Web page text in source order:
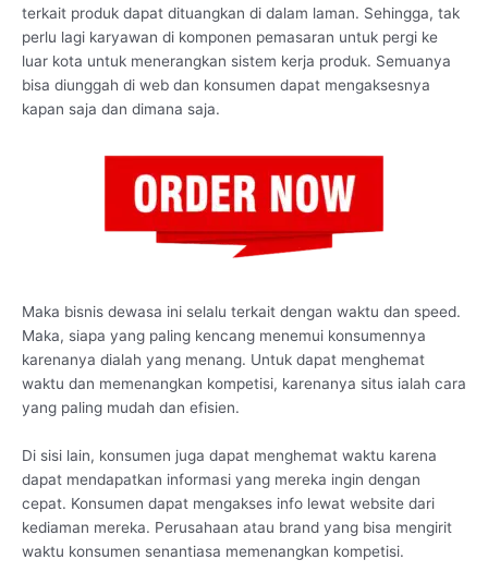
terkait produk dapat dituangkan di dalam laman. Sehingga, tak
perlu lagi karyawan di komponen pemasaran untuk pergi ke
luar kota untuk menerangkan sistem kerja produk. Semuanya
bisa diunggah di web dan konsumen dapat mengaksesnya
kapan saja dan dimana saja.
Maka bisnis dewasa ini selalu terkait dengan waktu dan speed.
Maka, siapa yang paling kencang menemui konsumennya
karenanya dialah yang menang. Untuk dapat menghemat
waktu dan memenangkan kompetisi, karenanya situs ialah cara
yang paling mudah dan efisien.
Di sisi lain, konsumen juga dapat menghemat waktu karena
dapat mendapatkan informasi yang mereka ingin dengan
cepat. Konsumen dapat mengakses info lewat website dari
kediaman mereka. Perusahaan atau brand yang bisa mengirit
waktu konsumen senantiasa memenangkan kompetisi.